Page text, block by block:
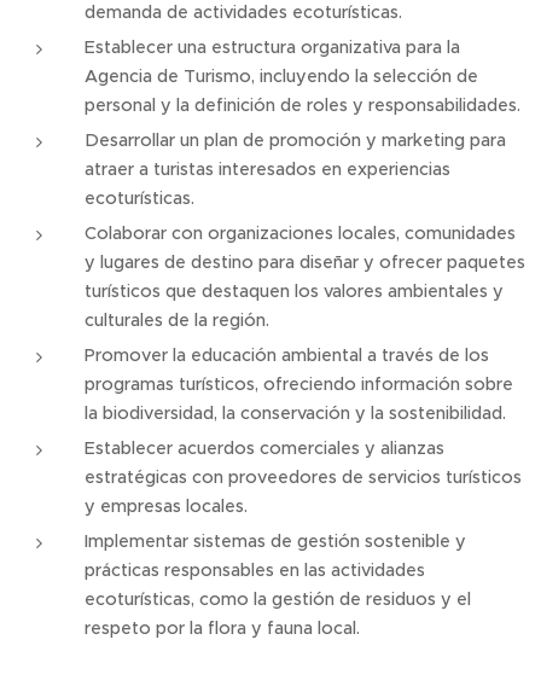
demanda de actividades ecoturísticas.
Establecer una estructura organizativa para la
Agencia de Turismo, incluyendo la selección de
personal y la definición de roles y responsabilidades.
Desarrollar un plan de promoción y marketing para
atraer a turistas interesados en experiencias
ecoturísticas.
Colaborar con organizaciones locales, comunidades
y lugares de destino para diseñar y ofrecer paquetes
turísticos que destaquen los valores ambientales y
culturales de la región.
Promover la educación ambiental a través de los
programas turísticos, ofreciendo información sobre
la biodiversidad, la conservación y la sostenibilidad.
Establecer acuerdos comerciales y alianzas
estratégicas con proveedores de servicios turísticos
y empresas locales.
Implementar sistemas de gestión sostenible y
prácticas responsables en las actividades
ecoturísticas, como la gestión de residuos y el
respeto por la flora y fauna local.